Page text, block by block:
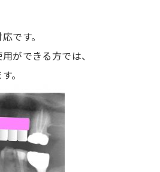
です。
ができる方では、
。